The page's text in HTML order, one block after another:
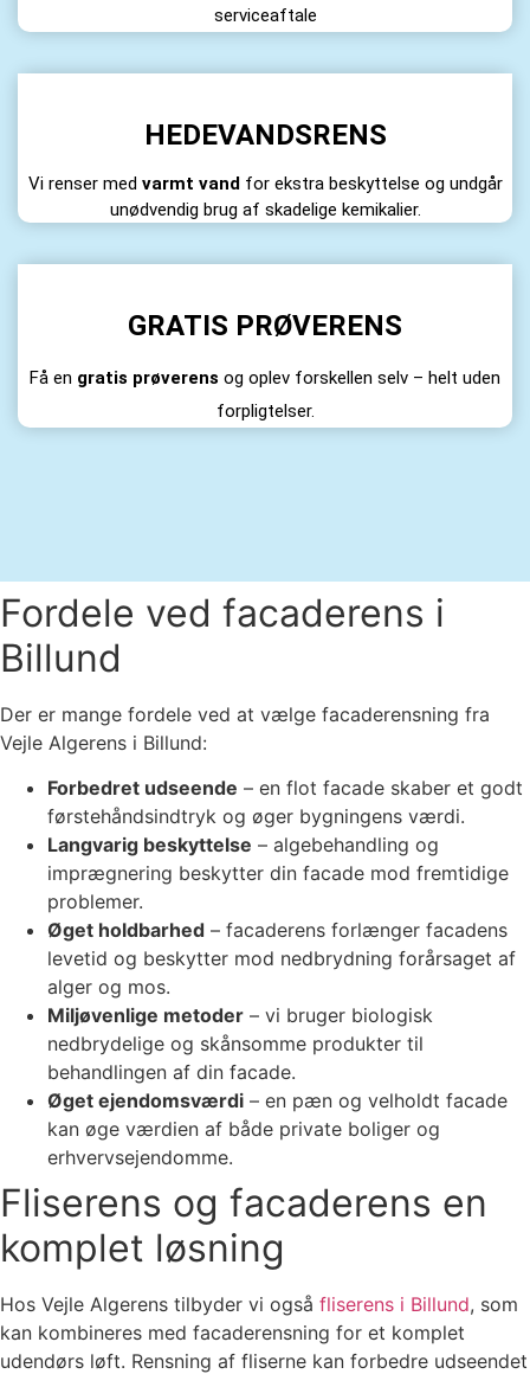
serviceaftale
HEDEVANDSRENS
Vi renser med varmt vandfor ekstra beskyttelse og undgår
unødvendig brug af skadelige kemikalier.
GRATIS PRØVERENS
Få en gratis prøverens og oplev forskellen selv – helt uden
forpligtelser.
Fordele ved facaderens i
Billund
Der er mange fordele ved at vælge facaderensning fra
Vejle Algerens i Billund:
Forbedret udseende – en flot facade skaber et godt
førstehåndsindtryk og øger bygningens værdi.
Langvarig beskyttelse – algebehandling og
imprægnering beskytter din facade mod fremtidige
problemer.
Øget holdbarhed – facaderens forlænger facadens
levetid og beskytter mod nedbrydning forårsaget af
alger og mos.
Miljøvenlige metoder – vi bruger biologisk
nedbrydelige og skånsomme produkter til
behandlingen af din facade.
Øget ejendomsværdi – en pæn og velholdt facade
kan øge værdien af både private boliger og
erhvervsejendomme.
Fliserens og facaderens en
komplet løsning
Hos Vejle Algerens tilbyder vi også fliserens i Billund, som
kan kombineres med facaderensning for et komplet
udendørs løft. Rensning af fliserne kan forbedre udseendet